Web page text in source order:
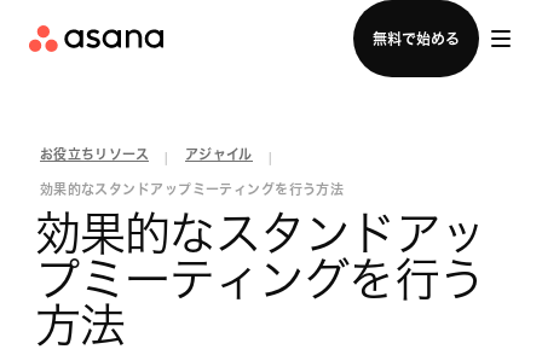
無料で始める
セールスチームに問い合わせる
お役立ちリソース アジャイル
効果的なスタンドアップミーティングを行う方法
効果的なスタンドアッ
プミーティングを行う
方法